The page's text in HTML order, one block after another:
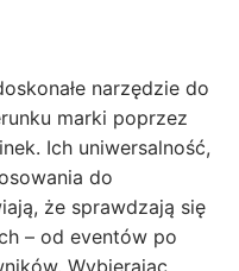
narzędzie do
marki poprzez
Ich uniwersalność,
do
że sprawdzają się
– od eventów po